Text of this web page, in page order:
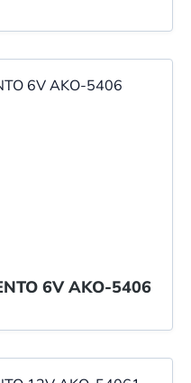
6V AKO-5406